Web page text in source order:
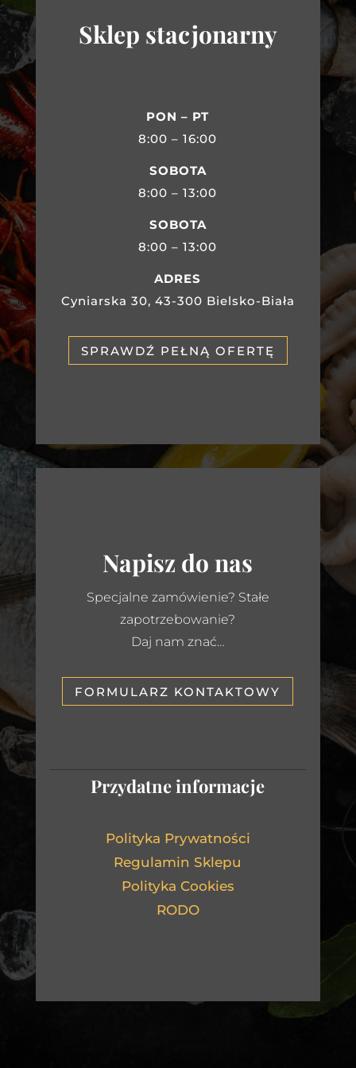
Sklep stacjonarny
PON – PT
8:00 – 16:00
SOBOTA
8:00 – 13:00
SOBOTA
8:00 – 13:00
ADRES
Cyniarska 30, 43-300 Bielsko-Biała
SPRAWDŹ PEŁNĄ OFERTĘ
Napisz do nas
Specjalne zamówienie? Stałe
zapotrzebowanie?
Daj nam znać…
FORMULARZ KONTAKTOWY
Przydatne informacje
Polityka Prywatności
Regulamin Sklepu
Polityka Cookies
RODO